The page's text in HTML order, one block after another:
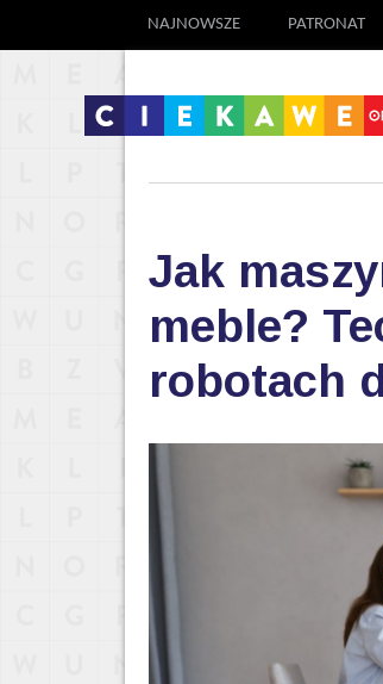
NAJNOWSZE PATRONAT
Jak
meble?
robotach